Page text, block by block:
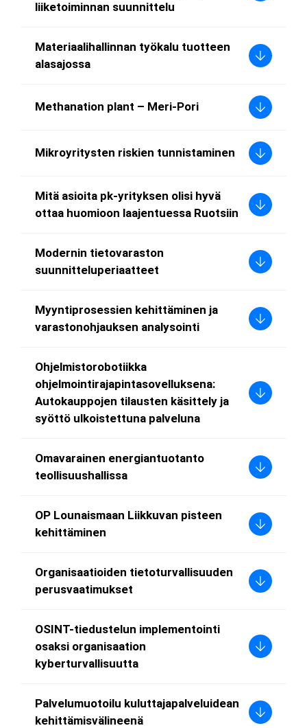
liiketoiminnan suunnittelu
Materiaalihallinnan työkalu tuotteen
alasajossa
Methanation plant – Meri-Pori
Mikroyritysten riskien tunnistaminen
Mitä asioita pk-yrityksen olisi hyvä
ottaa huomioon laajentuessa Ruotsiin
Modernin tietovaraston
suunnitteluperiaatteet
Myyntiprosessien kehittäminen ja
varastonohjauksen analysointi
Ohjelmistorobotiikka
ohjelmointirajapintasovelluksena:
Autokauppojen tilausten käsittely ja
syöttö ulkoistettuna palveluna
Omavarainen energiantuotanto
teollisuushallissa
OP Lounaismaan Liikkuvan pisteen
kehittäminen
Organisaatioiden tietoturvallisuuden
perusvaatimukset
OSINT-tiedustelun implementointi
osaksi organisaation
kyberturvallisuutta
Palvelumuotoilu kuluttajapalveluidean
kehittämisvälineenä